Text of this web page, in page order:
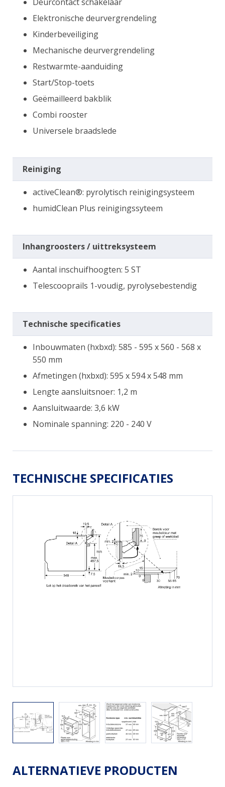
Elektronische deurvergrendeling
Kinderbeveiliging
Mechanische deurvergrendeling
Restwarmte-aanduiding
Start/Stop-toets
Geëmailleerd bakblik
Combi rooster
Universele braadslede
Reiniging
activeClean®: pyrolytisch reinigingsysteem
humidClean Plus reinigingssyteem
Inhangroosters / uittreksysteem
Aantal inschuifhoogten: 5 ST
Telescooprails 1-voudig, pyrolysebestendig
Technische specificaties
Inbouwmaten (hxbxd): 585 - 595 x 560 - 568 x
550 mm
Afmetingen (hxbxd): 595 x 594 x 548 mm
Lengte aansluitsnoer: 1,2 m
Aansluitwaarde: 3,6 kW
Nominale spanning: 220 - 240 V
TECHNISCHE SPECIFICATIES
ALTERNATIEVE PRODUCTEN